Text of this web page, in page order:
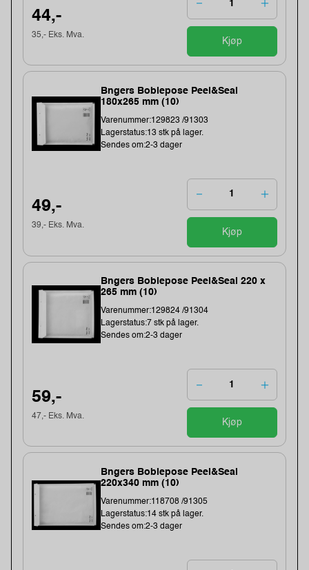
44,-
35,- Eks. Mva.
Kjøp
Bngers Boblepose Peel&Seal
180x265 mm (10)
Varenummer:129823 /91303
Lagerstatus:13 stk på lager.
Sendes om:2-3 dager
49,-
39,- Eks. Mva.
Kjøp
Bngers Boblepose Peel&Seal 220 x
265 mm (10)
Varenummer:129824 /91304
Lagerstatus:7 stk på lager.
Sendes om:2-3 dager
59,-
47,- Eks. Mva.
Kjøp
Bngers Boblepose Peel&Seal
220x340 mm (10)
Varenummer:118708 /91305
Lagerstatus:14 stk på lager.
Sendes om:2-3 dager